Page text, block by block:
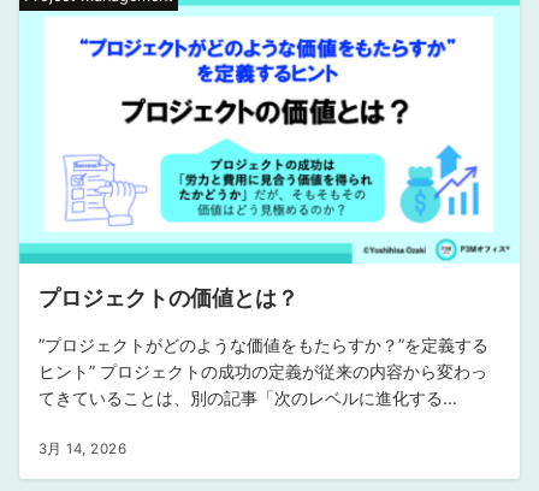
プロジェクトの価値とは？
”プロジェクトがどのような価値をもたらすか？”を定義する
ヒント” プロジェクトの成功の定義が従来の内容から変わっ
てきていることは、別の記事「次のレベルに進化する...
3月 14, 2026